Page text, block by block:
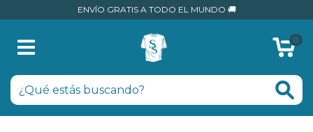
ENVÍO GRATIS A TODO EL MUNDO 🚚
0